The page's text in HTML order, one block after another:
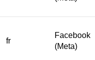
fr
Facebook
(Meta)